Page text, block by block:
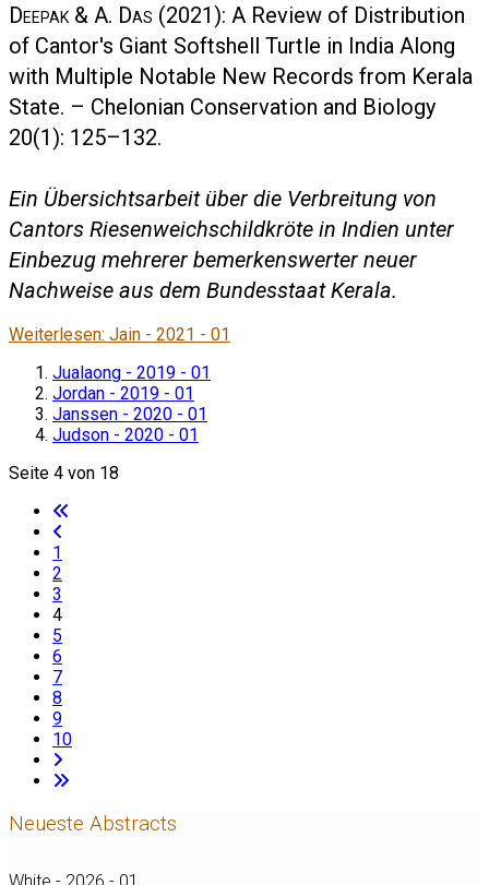
Deepak & A. Das (2021): A Review of Distribution
of Cantor's Giant Softshell Turtle in India Along
with Multiple Notable New Records from Kerala
State. – Chelonian Conservation and Biology
20(1): 125–132.
Ein Übersichtsarbeit über die Verbreitung von
Cantors Riesenweichschildkröte in Indien unter
Einbezug mehrerer bemerkenswerter neuer
Nachweise aus dem Bundesstaat Kerala.
Weiterlesen: Jain - 2021 - 01
Jualaong - 2019 - 01
Jordan - 2019 - 01
Janssen - 2020 - 01
Judson - 2020 - 01
Seite 4 von 18
1
2
3
4
5
6
7
8
9
10
Neueste Abstracts